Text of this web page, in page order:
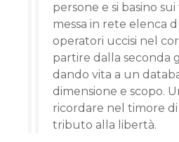
persone e si basino
messa in rete elenca
operatori uccisi nel
partire dalla seconda
dando vita a un
dimensione e scopo.
ricordare nel timore
tributo alla libertà.